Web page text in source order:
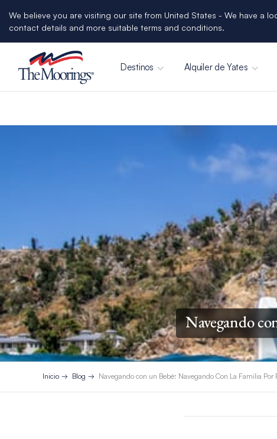
We believe you are visiting our site from United States - We have a
contact details and more suitable terms and conditions.
Destinos Alquiler de Yates
Navegando
Inicio Blog Navegando con un Bebé: Navegando Con La Familia Por